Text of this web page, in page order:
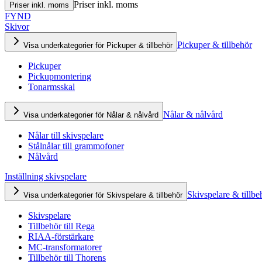
Priser inkl. moms Priser inkl. moms
FYND
Skivor
Visa underkategorier för Pickuper & tillbehör Pickuper & tillbehör
Pickuper
Pickupmontering
Tonarmsskal
Visa underkategorier för Nålar & nålvård Nålar & nålvård
Nålar till skivspelare
Stålnålar till grammofoner
Nålvård
Inställning skivspelare
Visa underkategorier för Skivspelare & tillbehör Skivspelare &
Skivspelare
Tillbehör till Rega
RIAA-förstärkare
MC-transformatorer
Tillbehör till Thorens